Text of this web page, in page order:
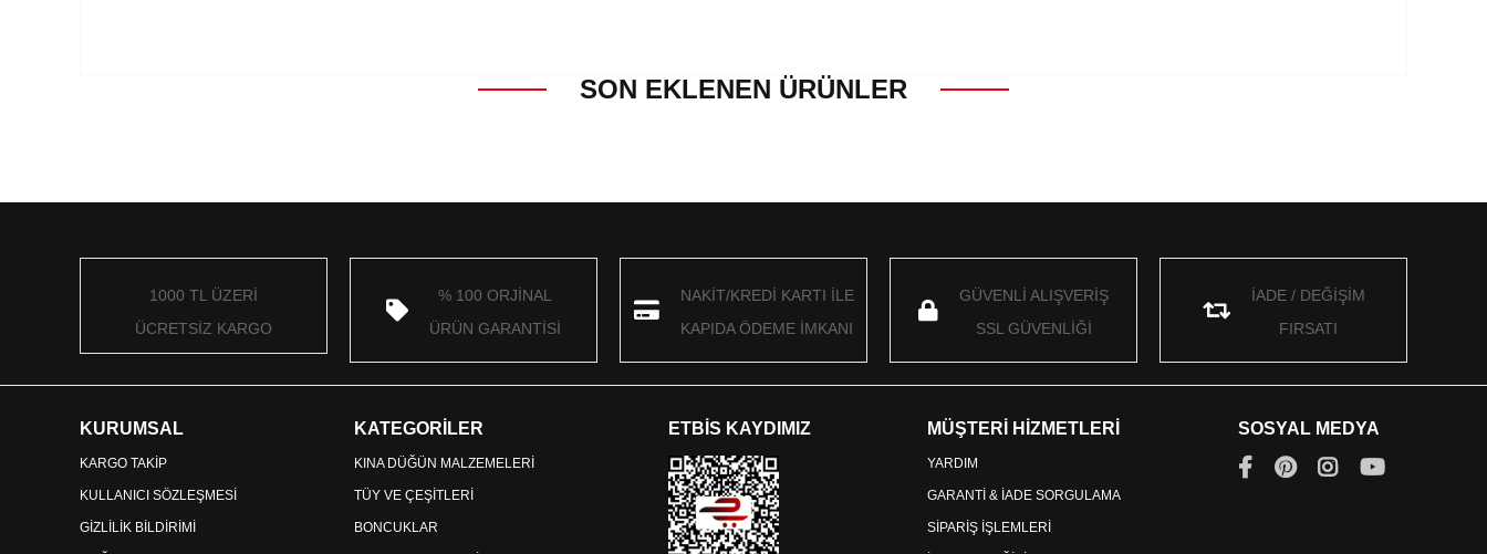
SON EKLENEN ÜRÜNLER
1000 TL ÜZERİ
ÜCRETSİZ KARGO
% 100 ORJİNAL
ÜRÜN GARANTİSİ
NAKİT/KREDİ KARTI İLE
KAPIDA ÖDEME İMKANI
GÜVENLİ ALIŞVERİŞ
SSL GÜVENLİĞİ
İADE / DEĞİŞİM
FIRSATI
KURUMSAL
KARGO TAKİP
KULLANICI SÖZLEŞMESİ
GİZLİLİK BİLDİRİMİ
KATEGORİLER
KINA DÜĞÜN MALZEMELERİ
TÜY VE ÇEŞİTLERİ
BONCUKLAR
ETBİS KAYDIMIZ MÜŞTERİ HİZMETLERİ
YARDIM
GARANTİ & İADE SORGULAMA
SİPARİŞ İŞLEMLERİ
SOSYAL MEDYA